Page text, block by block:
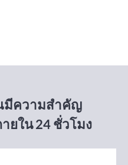
มีความสำคัญ
ยใน 24 ชั่วโมง